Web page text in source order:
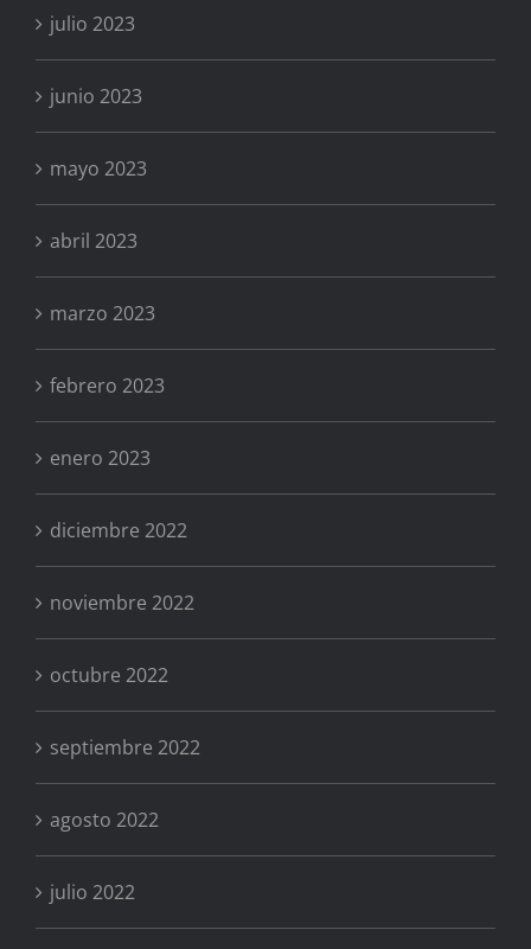
julio 2023
junio 2023
mayo 2023
abril 2023
marzo 2023
febrero 2023
enero 2023
diciembre 2022
noviembre 2022
octubre 2022
septiembre 2022
agosto 2022
julio 2022